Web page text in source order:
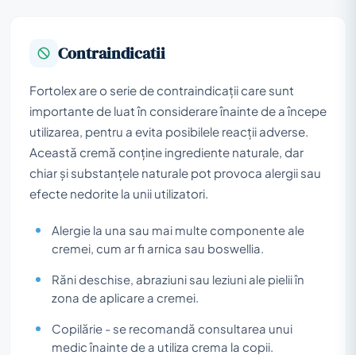
Contraindicatii
Fortolex are o serie de contraindicații care sunt
importante de luat în considerare înainte de a începe
utilizarea, pentru a evita posibilele reacții adverse.
Această cremă conține ingrediente naturale, dar
chiar și substanțele naturale pot provoca alergii sau
efecte nedorite la unii utilizatori.
Alergie la una sau mai multe componente ale
cremei, cum ar fi arnica sau boswellia.
Răni deschise, abraziuni sau leziuni ale pielii în
zona de aplicare a cremei.
Copilărie - se recomandă consultarea unui
medic înainte de a utiliza crema la copii.